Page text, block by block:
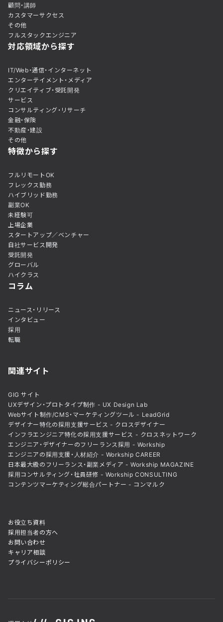
顧問・講師
カスタマーサクセス
その他
フルスタックエンジニア
対応領域から探す
IT/Web・通信・インターネット
エンターテイメント・メディア
クリエイティブ・受託開発
サービス
コンサルティング・リサーチ
金融・保険
不動産・建設
その他
特徴から探す
フルリモートOK
フレックス勤務
ハイブリッド勤務
副業OK
未経験可
上場企業
スタートアップ／ベンチャー
自社サービス開発
受託開発
グローバル
ハイクラス
コラム
ニュース・リリース
インタビュー
採用
転職
関連サイト
GIG サイト
UXデザイン・プロトタイプ制作 - UX Design Lab
Webサイト制作/CMS・マーケティングツール - LeadGrid
デザイナー特化の採用支援サービス - クロスデザイナー
インフラエンジニア特化の採用支援サービス - クロスネットワーク
エンジニア・デザイナーのフリーランス採用 - Workship
エンジニアの採用支援・人材紹介 - Workship CAREER
日本最大級のフリーランス・副業メディア - Workship MAGAZINE
採用コンサルティング・社員研修 - Workship CONSULTING
コンテンツマーケティング総合パートナー - コンマルク
お役立ち資料
採用担当者の方へ
お問い合わせ
キャリア相談
プライバシーポリシー